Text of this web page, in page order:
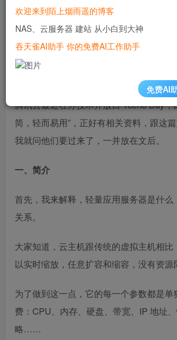
人。本文介绍它的基本情况，演示用法，
我用来演示的，是腾讯云的 轻量应用服务
我自己的服务器就在腾讯云，对它比较熟
腾讯云最近在办技术开放日 Techo Day，
简，轻而易用”，正好有相关资料，跟这篇
我就问他们要过来了，一并放在文后。
一、简介
首先，我来解释，轻量应用服务器是什么
关系。
大家知道，云主机跟传统的虚拟主机相比
以实时缩放，任意扩容和缩容，没有资源
为了做到这一点，它的每一个参数都是单
费：CPU、内存、硬盘、带宽、IP 地址
略……
欢迎来到陌上烟雨遥的博客
NAS、云服务器 建站 从小白到大神
吞天雀AI助手 你的免费AI工作助手
免费AI